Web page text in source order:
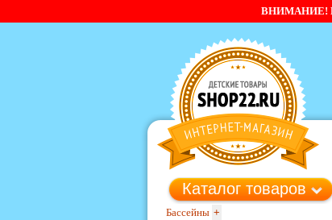
ВНИМАНИЕ!
Каталог товаров
Бассейны +